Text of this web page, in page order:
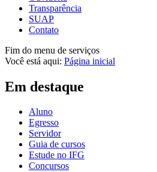
Transparência
SUAP
Contato
Fim do menu de serviços
Você está aqui: Página inicial
Em destaque
Aluno
Egresso
Servidor
Guia de cursos
Estude no IFG
Concursos